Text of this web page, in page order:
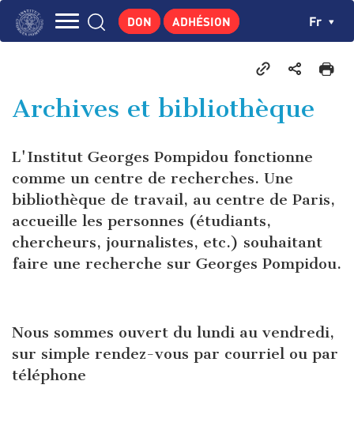
Aller
CENTRE DE RECHERCHES
ACTUALITÉS
ENSEIGNEMENT
DON ADHÉSION Fr
Archives et bibliothèque
L'Institut Georges Pompidou fonctionne
comme un centre de recherches. Une
bibliothèque de travail, au centre de Paris,
accueille les personnes (étudiants,
chercheurs, journalistes, etc.) souhaitant
faire une recherche sur Georges Pompidou.
Nous sommes ouvert du lundi au vendredi,
sur simple rendez-vous par courriel ou par
téléphone
Panneau de gestion des cookies